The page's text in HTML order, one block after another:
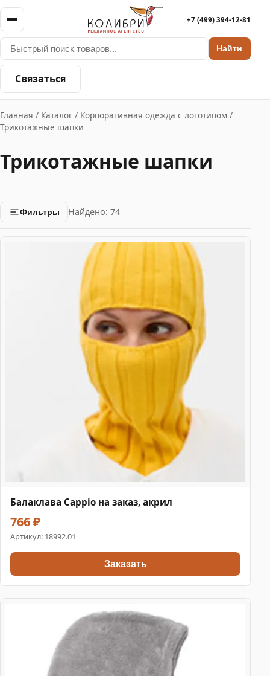
Найти
+7 (499) 394-12-81
Связаться
Главная / Каталог / Корпоративная одежда с логотипом /
Трикотажные шапки
Трикотажные шапки
Фильтры Найдено: 74
Балаклава Cappio на заказ, акрил
766 ₽
Артикул: 18992.01
Заказать